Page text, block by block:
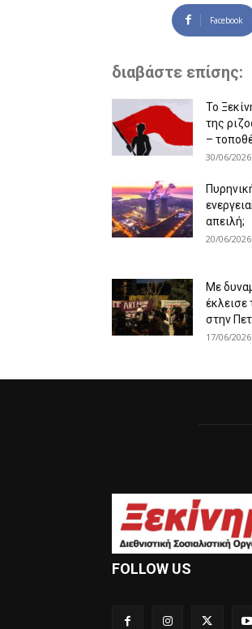
Facebook
διαβάστε επίσης:
Το
της
–
30/06/2026
απειλή;
20/06/2026
Με
έκλεισε
στην
17/06/2026
FOLLOW US